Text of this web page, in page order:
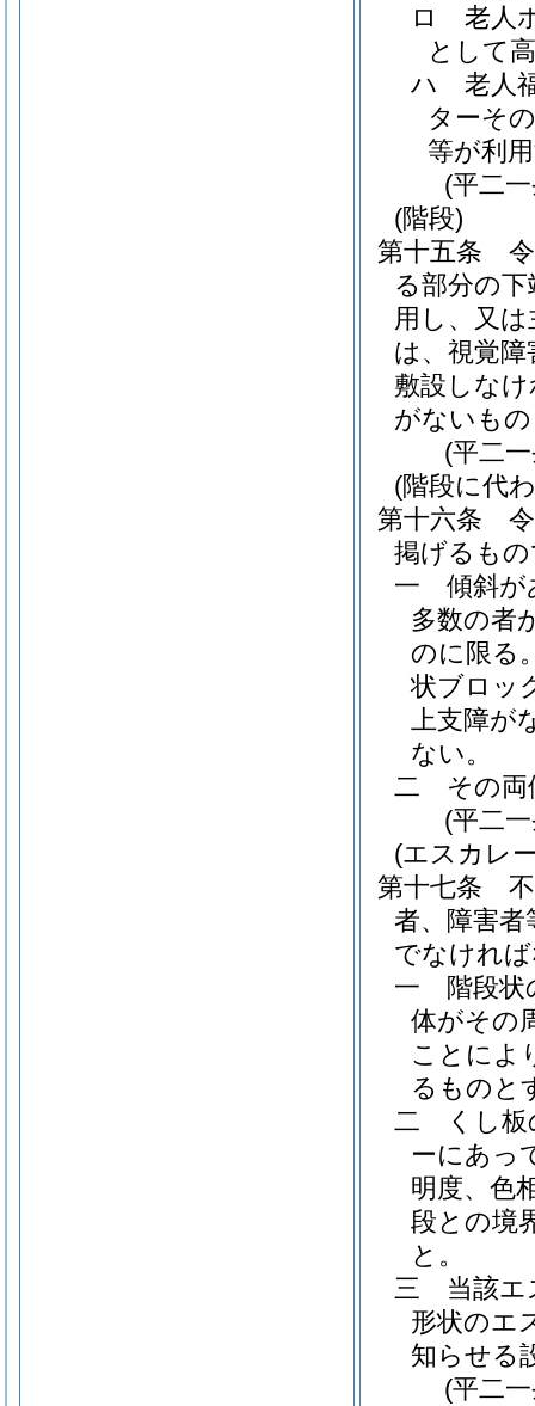
ロ
老人
として
ハ
老人
ターそ
等が利
(平二
(階段)
第十五条
る部分の
用し、又
は、視覚
敷設しな
がないも
(平二
(階段に代
第十六条
掲げるも
一
傾斜が
多数の者
のに限る
状ブロッ
上支障が
ない。
二
その
(平二
(エスカレ
第十七条
者、障害
でなけれ
一
階段
体がその
ことによ
るものと
二
くし
ーにあっ
明度、色
段との境
と。
三
当該
形状のエ
知らせる
(平二